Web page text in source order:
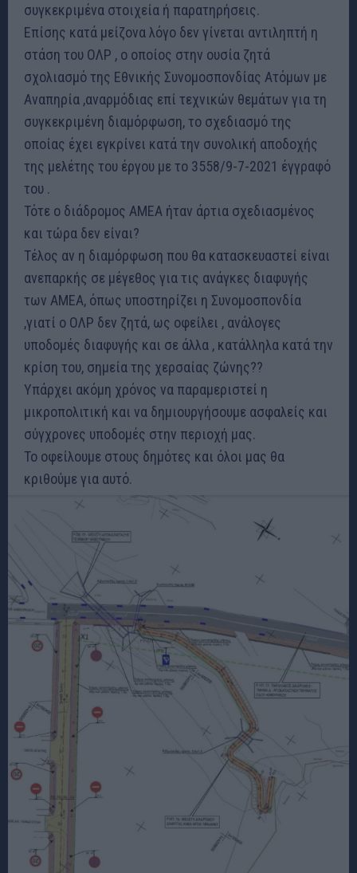
συγκεκριμένα στοιχεία ή παρατηρήσεις.
Επίσης κατά μείζονα λόγο δεν γίνεται αντιληπτή η
στάση του ΟΛΡ , ο οποίος στην ουσία ζητά
σχολιασμό της Εθνικής Συνομοσπονδίας Ατόμων με
Αναπηρία ,αναρμόδιας επί τεχνικών θεμάτων για τη
συγκεκριμένη διαμόρφωση, το σχεδιασμό της
οποίας έχει εγκρίνει κατά την συνολική αποδοχής
της μελέτης του έργου με το 3558/9-7-2021 έγγραφό
του .
Τότε ο διάδρομος ΑΜΕΑ ήταν άρτια σχεδιασμένος
και τώρα δεν είναι?
Τέλος αν η διαμόρφωση που θα κατασκευαστεί είναι
ανεπαρκής σε μέγεθος για τις ανάγκες διαφυγής
των ΑΜΕΑ, όπως υποστηρίζει η Συνομοσπονδία
,γιατί ο ΟΛΡ δεν ζητά, ως οφείλει , ανάλογες
υποδομές διαφυγής και σε άλλα , κατάλληλα κατά την
κρίση του, σημεία της χερσαίας ζώνης??
Υπάρχει ακόμη χρόνος να παραμεριστεί η
μικροπολιτική και να δημιουργήσουμε ασφαλείς και
σύγχρονες υποδομές στην περιοχή μας.
Το οφείλουμε στους δημότες και όλοι μας θα
κριθούμε για αυτό.